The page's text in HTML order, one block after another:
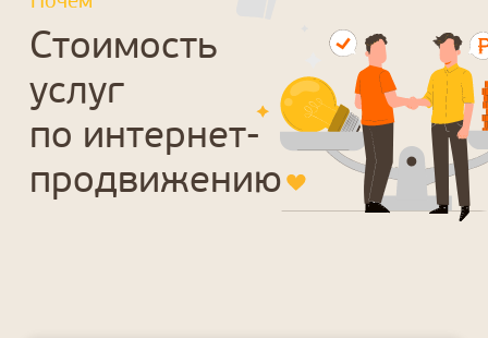
продвижения